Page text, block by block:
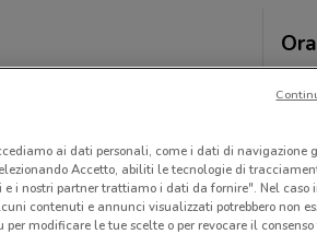
ai dati personali, come i dati di navigazione
Accetto, abiliti le tecnologie di
i nostri partner trattiamo i dati da fornire". Nel caso
contenuti e annunci visualizzati potrebbero non
modificare le tue scelte o per revocare il